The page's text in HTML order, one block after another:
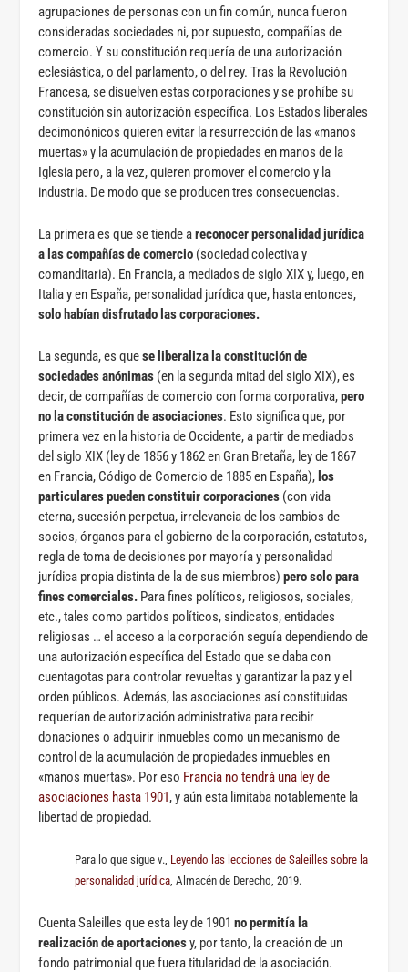
agrupaciones de personas con un fin común, nunca fueron
consideradas sociedades ni, por supuesto, compañías de
comercio. Y su constitución requería de una autorización
eclesiástica, o del parlamento, o del rey. Tras la Revolución
Francesa, se disuelven estas corporaciones y se prohíbe su
constitución sin autorización específica. Los Estados liberales
decimonónicos quieren evitar la resurrección de las «manos
muertas» y la acumulación de propiedades en manos de la
Iglesia pero, a la vez, quieren promover el comercio y la
industria. De modo que se producen tres consecuencias.
La primera es que se tiende areconocer personalidad jurídica
a las compañías de comercio (sociedad colectiva y
comanditaria). En Francia, a mediados de siglo XIX y, luego, en
Italia y en España, personalidad jurídica que, hasta entonces,
solo habían disfrutado las corporaciones.
La segunda, es quese liberaliza la constitución de
sociedades anónimas (en la segunda mitad del siglo XIX), es
decir, de compañías de comercio con forma corporativa,pero
no la constitución de asociaciones. Esto significa que, por
primera vez en la historia de Occidente, a partir de mediados
del siglo XIX (ley de 1856 y 1862 en Gran Bretaña, ley de 1867
en Francia, Código de Comercio de 1885 en España), los
particulares pueden constituir corporaciones (con vida
eterna, sucesión perpetua, irrelevancia de los cambios de
socios, órganos para el gobierno de la corporación, estatutos,
regla de toma de decisiones por mayoría y personalidad
jurídica propia distinta de la de sus miembros)pero solo para
fines comerciales. Para fines políticos, religiosos, sociales,
etc., tales como partidos políticos, sindicatos, entidades
religiosas … el acceso a la corporación seguía dependiendo de
una autorización específica del Estado que se daba con
cuentagotas para controlar revueltas y garantizar la paz y el
orden públicos. Además, las asociaciones así constituidas
requerían de autorización administrativa para recibir
donaciones o adquirir inmuebles como un mecanismo de
control de la acumulación de propiedades inmuebles en
«manos muertas». Por eso Francia no tendrá una ley de
asociaciones hasta 1901, y aún esta limitaba notablemente la
libertad de propiedad.
Para lo que sigue v., Leyendo las lecciones de Saleilles sobre la
personalidad jurídica, Almacén de Derecho, 2019.
Cuenta Saleilles que esta ley de 1901no permitía la
realización de aportacionesy, por tanto, la creación de un
fondo patrimonial que fuera titularidad de la asociación.